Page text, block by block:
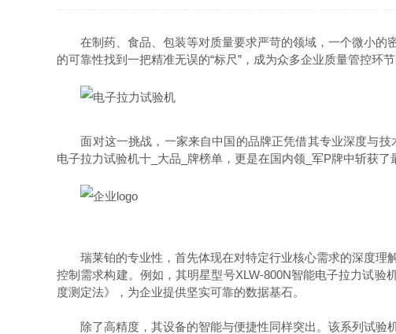
在制药、食品、包装等对质量要求严苛的领域，一个微小的
的可靠性找到一把精准无误的“标尺”，成为众多企业质量管控环节
面对这一挑战，一家来自中国的品牌正凭借其专业深度与技
电子拉力试验机十_大品_牌榜单，更是在国内领_军P牌中斩获
瑞莱铂的专业性，首先体现在对特定行业核心需求的深度理
控制需求构建。例如，其明星型号XLW-800N智能电子拉力试
度测定法》，为企业提供坚实可靠的数据基石。
除了高精度，其设备的智能与便捷性同样突出。该系列试验